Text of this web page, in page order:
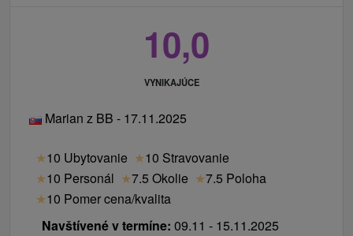
10,0
VYNIKAJÚCE
Marian z BB - 17.11.2025
★10 Ubytovanie ★10 Stravovanie
★10 Personál ★7.5 Okolie ★7.5 Poloha
★10 Pomer cena/kvalita
Navštívené v termíne: 09.11 - 15.11.2025